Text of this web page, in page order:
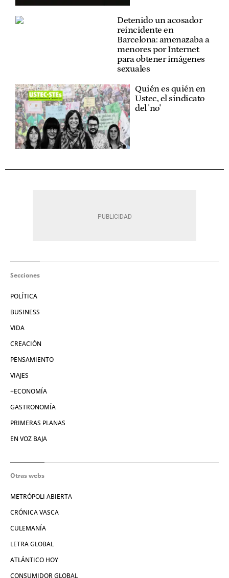
Detenido un acosador
reincidente en
Barcelona: amenazaba a
menores por Internet
para obtener imágenes
sexuales
Quién es quién en
Ustec, el sindicato
del 'no'
Secciones
POLÍTICA
BUSINESS
VIDA
CREACIÓN
PENSAMIENTO
VIAJES
+ECONOMÍA
GASTRONOMÍA
PRIMERAS PLANAS
EN VOZ BAJA
Otras webs
METRÓPOLI ABIERTA
CRÓNICA VASCA
CULEMANÍA
LETRA GLOBAL
ATLÁNTICO HOY
CONSUMIDOR GLOBAL